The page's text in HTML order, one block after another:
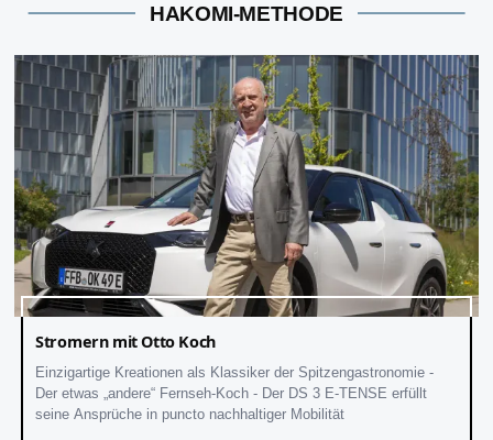
HAKOMI-METHODE
Stromern mit Otto Koch
Einzigartige Kreationen als Klassiker der Spitzengastronomie -
Der etwas „andere“ Fernseh-Koch - Der DS 3 E-TENSE erfüllt
seine Ansprüche in puncto nachhaltiger Mobilität